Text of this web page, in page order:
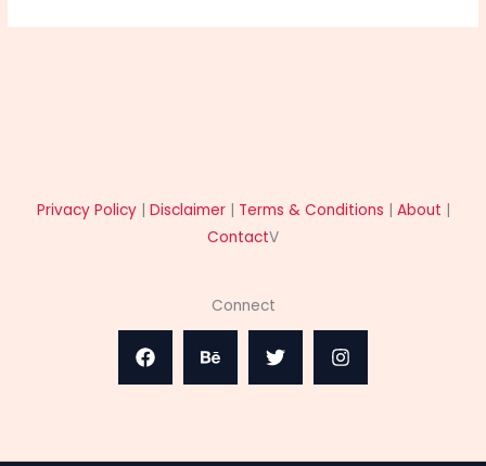
Privacy Policy| Disclaimer| Terms & Conditions | About |
ContactV
Connect